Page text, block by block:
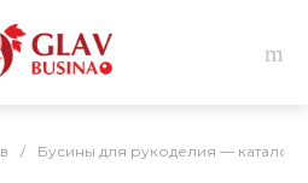
/ Бусины для рукоделия — каталог